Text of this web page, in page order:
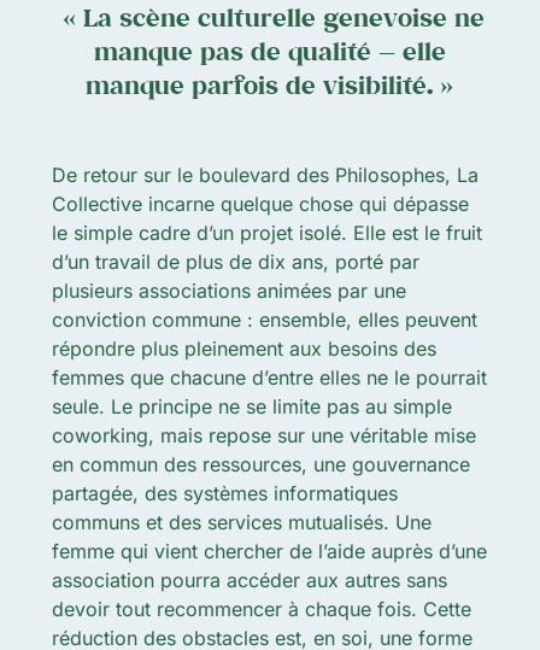
« La scène culturelle genevoise ne
manque pas de qualité — elle
manque parfois de visibilité. »
De retour sur le boulevard des Philosophes, La
Collective incarne quelque chose qui dépasse
le simple cadre d’un projet isolé. Elle est le fruit
d’un travail de plus de dix ans, porté par
plusieurs associations animées par une
conviction commune : ensemble, elles peuvent
répondre plus pleinement aux besoins des
femmes que chacune d’entre elles ne le pourrait
seule. Le principe ne se limite pas au simple
coworking, mais repose sur une véritable mise
en commun des ressources, une gouvernance
partagée, des systèmes informatiques
communs et des services mutualisés. Une
femme qui vient chercher de l’aide auprès d’une
association pourra accéder aux autres sans
devoir tout recommencer à chaque fois. Cette
réduction des obstaclesest, en soi, une forme